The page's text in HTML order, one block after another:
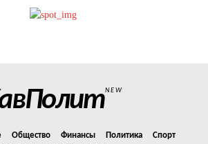
NEW
Общество Финансы Политика
Спорт